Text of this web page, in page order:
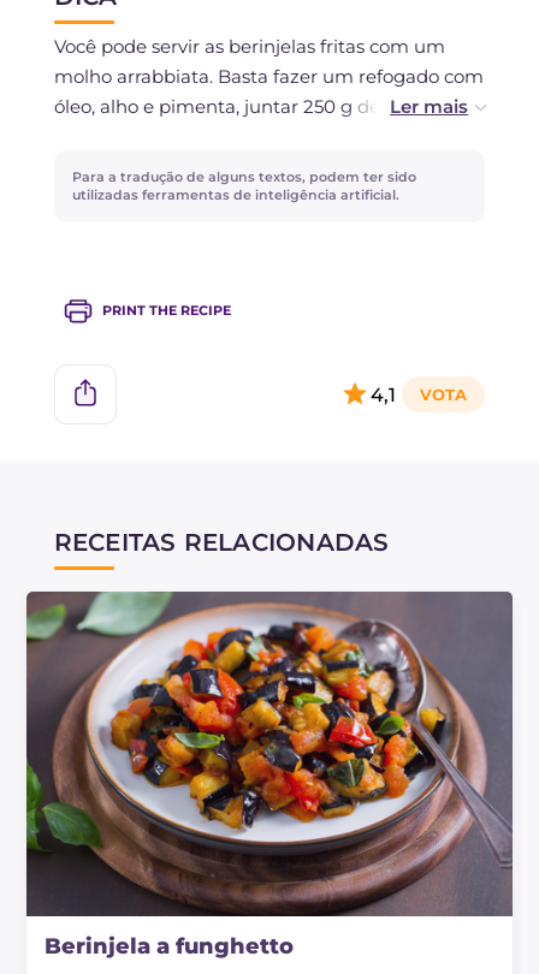
Você pode servir as berinjelas fritas com um
molho arrabbiata. Basta fazer um refogado com
óleo, alho e pimenta, juntar 250 g de polpa de
cozinhar por 30 minutos. Por fim, retire o alho e
deixe o molho esfriar antes de servir.
Para a tradução de alguns textos, podem ter sido
utilizadas ferramentas de inteligência artificial.
PRINT THE RECIPE
4,1
RECEITAS RELACIONADAS
Berinjela a funghetto